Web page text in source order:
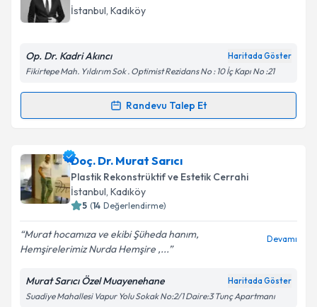
için bir takvim hazırlandığında e-posta ile
bilgilendireceğiz.
Kişisel verilerimin işlenmesine ilişkinAydınlatma
kapsamda işlenmesini kabul ediyorum.
Takvim Talebini Gönder
İstanbul, Kadıköy
Op. Dr. Kadri Akıncı Haritada Göster
Fikirtepe Mah. Yıldırım Sok . Optimist Rezidans No : 10 İç Kapı No :21
Randevu Talep Et
Randevu Takvimi Talebi
Op. Dr. Kadri Akıncıiçin randevu takvimi talebi
oluşturun. Size bu uzmandan randevu almanız için bir
takvim hazırlandığında e-posta ile bilgilendireceğiz.
Kişisel verilerimin işlenmesine ilişkin
Aydınlatma
Metni 'ni okudum ve kişisel verilerimin belirtilen
Doç. Dr. Murat Sarıcı
Plastik Rekonstrüktif ve Estetik Cerrahi
İstanbul, Kadıköy
5 (14 Değerlendirme)
Murat hocamıza ve ekibi Şüheda hanım,
Hemşirelerimiz Nurda Hemşire ,...
Devamı
Murat Sarıcı Özel Muayenehane Haritada Göster
Suadiye Mahallesi Vapur Yolu Sokak No:2/1 Daire:3 Tunç Apartmanı